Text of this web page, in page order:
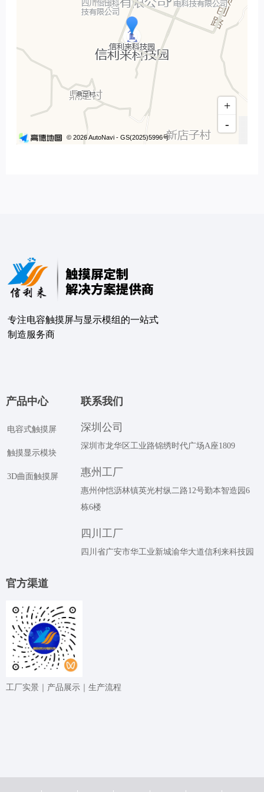
专注电容触摸屏与显示模组的⼀站式
制造服务商
联系我们
深圳公司
深圳市龙华区工业路锦绣时代广场A座1809
惠州工厂
惠州仲恺沥林镇英光村纵二路12号勤本智造园6
栋6楼
四川工厂
四川省广安市华工业新城渝华大道信利来科技园
产品中心
电容式触摸屏
触摸显示模块
3D曲面触摸屏
官⽅渠道
⼯⼚实景｜产品展⽰｜⽣产流程